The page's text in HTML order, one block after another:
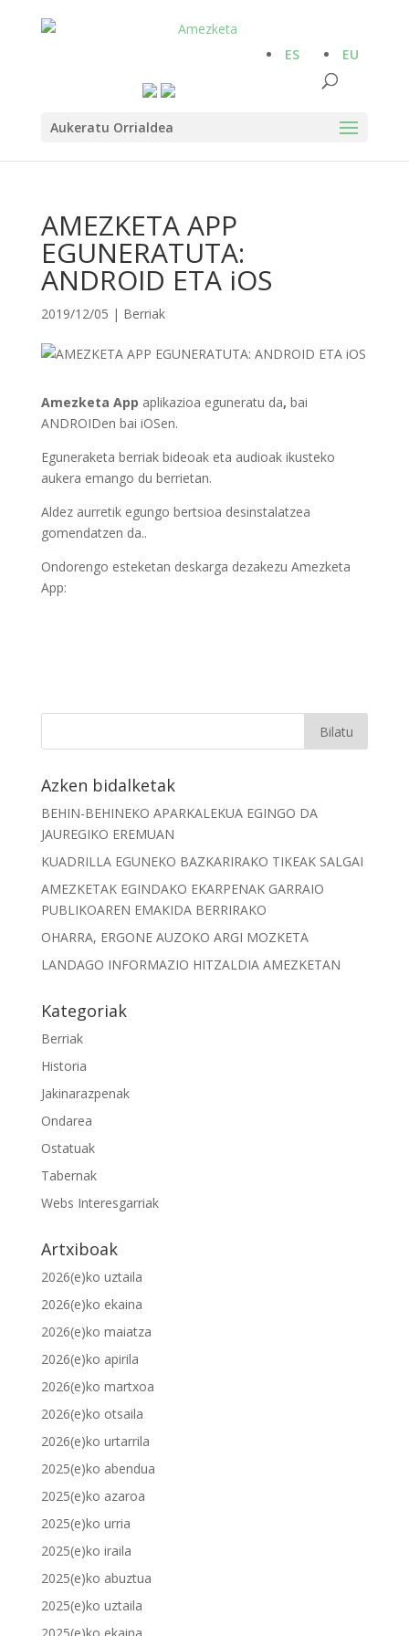
Aukeratu Orrialdea
ES EU
AMEZKETA APP
EGUNERATUTA:
ANDROID ETA iOS
2019/12/05 | Berriak
Amezketa App aplikazioa eguneratu da, bai
ANDROIDen bai iOSen.
Eguneraketa berriak bideoak eta audioak ikusteko
aukera emango du berrietan.
Aldez aurretik egungo bertsioa desinstalatzea
gomendatzen da..
Ondorengo esteketan deskarga dezakezu Amezketa
App:
Azken bidalketak
BEHIN-BEHINEKO APARKALEKUA EGINGO DA
JAUREGIKO EREMUAN
KUADRILLA EGUNEKO BAZKARIRAKO TIKEAK SALGAI
AMEZKETAK EGINDAKO EKARPENAK GARRAIO
PUBLIKOAREN EMAKIDA BERRIRAKO
OHARRA, ERGONE AUZOKO ARGI MOZKETA
LANDAGO INFORMAZIO HITZALDIA AMEZKETAN
Kategoriak
Berriak
Historia
Jakinarazpenak
Ondarea
Ostatuak
Tabernak
Webs Interesgarriak
Artxiboak
2026(e)ko uztaila
2026(e)ko ekaina
2026(e)ko maiatza
2026(e)ko apirila
2026(e)ko martxoa
2026(e)ko otsaila
2026(e)ko urtarrila
2025(e)ko abendua
2025(e)ko azaroa
2025(e)ko urria
2025(e)ko iraila
2025(e)ko abuztua
2025(e)ko uztaila